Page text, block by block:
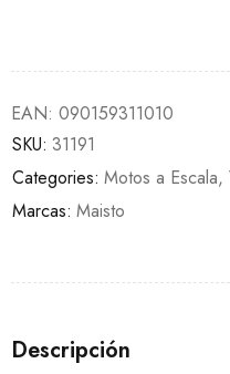
EAN: 090159311010
SKU: 31191
Categories: Motos a Escala,
Marcas: Maisto
Descripción